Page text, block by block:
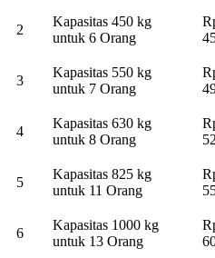
2
Kapasitas 450 kg
untuk 6 Orang
3
Kapasitas 550 kg
untuk 7 Orang
4
Kapasitas 630 kg
untuk 8 Orang
5
Kapasitas 825 kg
untuk 11 Orang
6
Kapasitas 1000 kg
untuk 13 Orang